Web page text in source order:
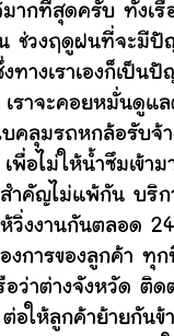
มากที่สุดครับ ทั้งเ
ช่วงฤดูฝนที่จะมีปั
งทางเราเองก็เป็น
เราจะคอยหมั่นดูแ
คลุมรถหกล้อรับจ้า
พื่อไม่ให้น้ำซึมเข้าม
ำคัญไม่แพ้กัน บริก
ห้วิ่งงานกันตลอด
งการของลูกค้า ทุ
อว่าต่างจังหวัด ติด
อให้ลูกค้าย้ายกันข้